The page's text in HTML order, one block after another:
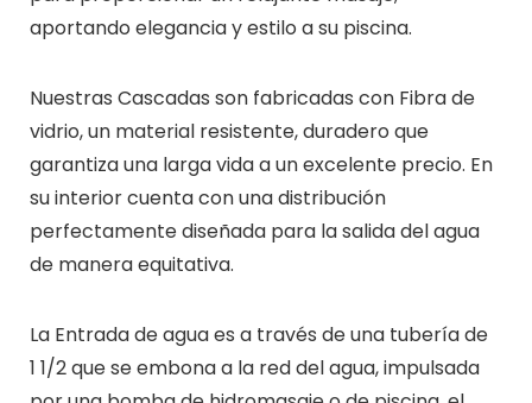
aportando elegancia y estilo a su piscina.
Nuestras Cascadas son fabricadas con Fibra de
vidrio, un material resistente, duradero que
garantiza una larga vida a un excelente precio. En
su interior cuenta con una distribución
perfectamente diseñada para la salida del agua
de manera equitativa.
La Entrada de agua es a través de una tubería de
1 1/2 que se embona a la red del agua, impulsada